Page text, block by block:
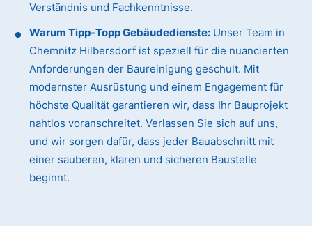
Verständnis und Fachkenntnisse.
Warum Tipp-Topp Gebäudedienste: Unser Team in
Chemnitz Hilbersdorf ist speziell für die nuancierten
Anforderungen der Baureinigung geschult. Mit
modernster Ausrüstung und einem Engagement für
höchste Qualität garantieren wir, dass Ihr Bauprojekt
nahtlos voranschreitet. Verlassen Sie sich auf uns,
und wir sorgen dafür, dass jeder Bauabschnitt mit
einer sauberen, klaren und sicheren Baustelle
beginnt.